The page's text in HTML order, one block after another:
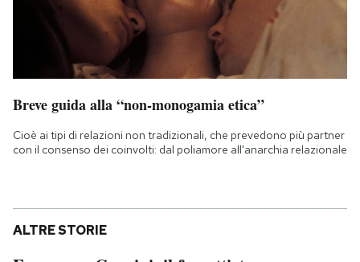
Breve guida alla “non-monogamia etica”
Cioè ai tipi di relazioni non tradizionali, che prevedono più partner
con il consenso dei coinvolti: dal poliamore all'anarchia relazionale
ALTRE STORIE